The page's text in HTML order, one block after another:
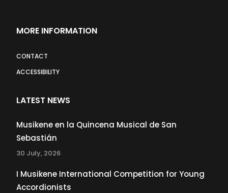
MORE INFORMATION
CONTACT
ACCESSIBILITY
LATEST NEWS
Musikene en la Quincena Musical de San
Sebastián
30 July, 2026
I Musikene International Competition for Young
Accordionists